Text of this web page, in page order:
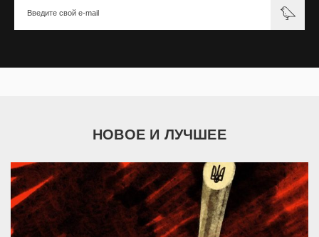
НОВОЕ И ЛУЧШЕЕ